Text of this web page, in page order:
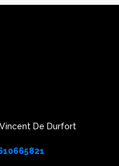
De Durfort